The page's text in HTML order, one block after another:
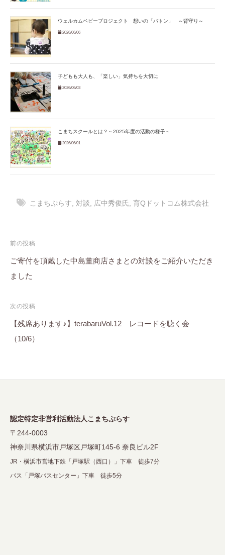
ウェルカムベビープロジェクト 想いの「バトン」 ～背守り～
2026/06/06
子どもも大人も、「楽しい」気持ちを大切に
2026/06/03
こまちスクールとは？～2025年度の活動の様子～
2026/06/01
こまちぷらす 対談 広中秀俊氏 育Qドットコム株式会社
投
稿
ナ
ー
前の投稿
ご寄付を頂戴した中島董商店さまとの対談をご紹介いただき
ました
次の投稿
【残席あります♪】terabaruVol.12 レコードを聴く会
（10/6）
認定特定非営利活動法人こまちぷらす
〒244-0003
神奈川県横浜市戸塚区戸塚町145-6 奈良ビル2F
JR・横浜市営地下鉄「戸塚駅（西口）」下車 徒歩7分
バス「戸塚バスセンター」下車 徒歩5分